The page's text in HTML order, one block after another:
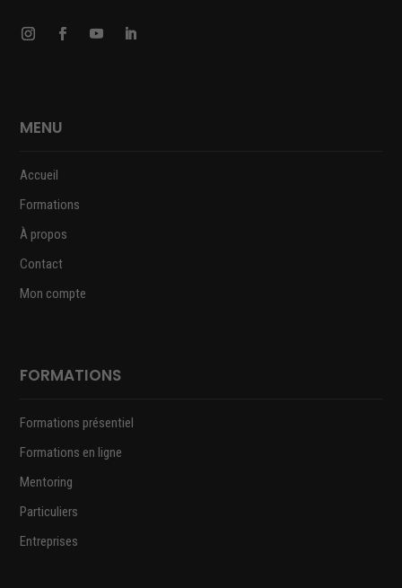
MENU
Accueil
Formations
À propos
Contact
Mon compte
FORMATIONS
Formations présentiel
Formations en ligne
Mentoring
Particuliers
Entreprises